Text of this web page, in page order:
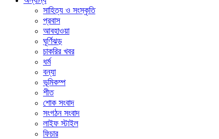
সাহিত্য ও সংস্কৃতি
প্রবাস
আবহাওয়া
ঘূর্ণিঝড়
চাকরির খবর
ধর্ম
বন্যা
ভূমিকম্প
শীত
শোক সংবাদ
সংগঠন সংবাদ
লাইফ স্টাইল
ফিচার